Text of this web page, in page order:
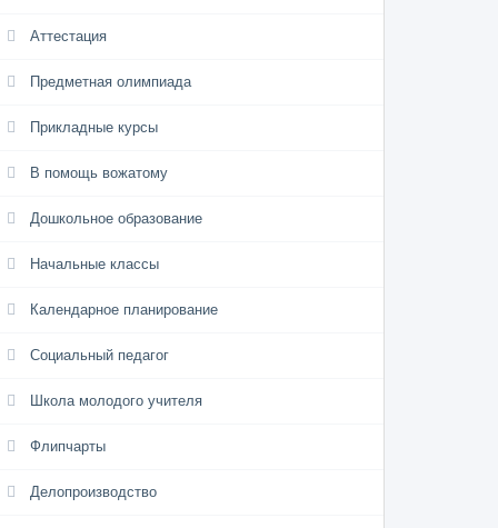
Аттестация
Предметная олимпиада
Прикладные курсы
В помощь вожатому
Дошкольное образование
Начальные классы
Календарное планирование
Социальный педагог
Школа молодого учителя
Флипчарты
Делопроизводство